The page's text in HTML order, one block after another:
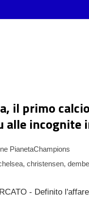
il primo
alle incognite
PianetaChampions
, christensen,
- Definito